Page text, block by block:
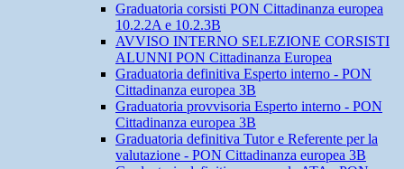
Graduatoria corsisti PON Cittadinanza europea
10.2.2A e 10.2.3B
AVVISO INTERNO SELEZIONE CORSISTI
ALUNNI PON Cittadinanza Europea
Graduatoria definitiva Esperto interno - PON
Cittadinanza europea 3B
Graduatoria provvisoria Esperto interno - PON
Cittadinanza europea 3B
Graduatoria definitiva Tutor e Referente per la
valutazione - PON Cittadinanza europea 3B